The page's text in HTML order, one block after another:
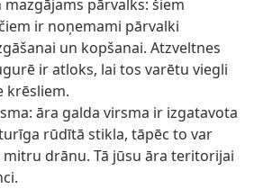
pārvalks: šiem
ir noņemami pārvalki
un kopšanai. Atzveltnes
ir atloks, lai tos varētu viegli
krēsliem.
āra galda virsma ir izgatavota
rūdītā stikla, tāpēc to var
drānu. Tā jūsu āra teritorijai